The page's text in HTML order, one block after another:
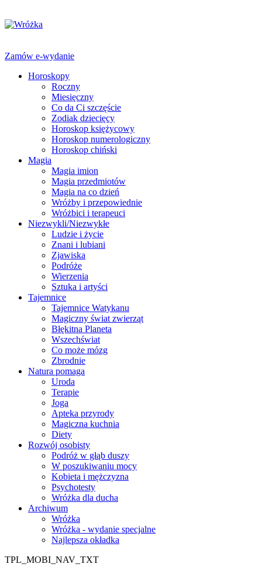
Zamów e-wydanie
Horoskopy
Roczny
Miesięczny
Co da Ci szczęście
Zodiak dziecięcy
Horoskop księżycowy
Horoskop numerologiczny
Horoskop chiński
Magia
Magia imion
Magia przedmiotów
Magia na co dzień
Wróżby i przepowiednie
Wróżbici i terapeuci
Niezwykli/Niezwykłe
Ludzie i życie
Znani i lubiani
Zjawiska
Podróże
Wierzenia
Sztuka i artyści
Tajemnice
Tajemnice Watykanu
Magiczny świat zwierząt
Błękitna Planeta
Wszechświat
Co może mózg
Zbrodnie
Natura pomaga
Uroda
Terapie
Joga
Apteka przyrody
Magiczna kuchnia
Diety
Rozwój osobisty
Podróż w głąb duszy
W poszukiwaniu mocy
Kobieta i mężczyzna
Psychotesty
Wróżka dla ducha
Archiwum
Wróżka
Wróżka - wydanie specjalne
Najlepsza okładka
TPL_MOBI_NAV_TXT